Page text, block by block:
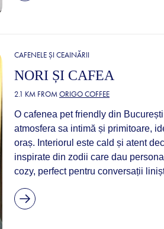
CAFENELE ȘI CEAINĂRII
NORI ȘI CAFEA
2.1 KM FROMORIGO COFFEE
O cafenea pet friendly din
atmosfera sa intimă și primitoare,
oraș. Interiorul este cald și atent
inspirate din zodii care dau
cozy, perfect pentru conversații